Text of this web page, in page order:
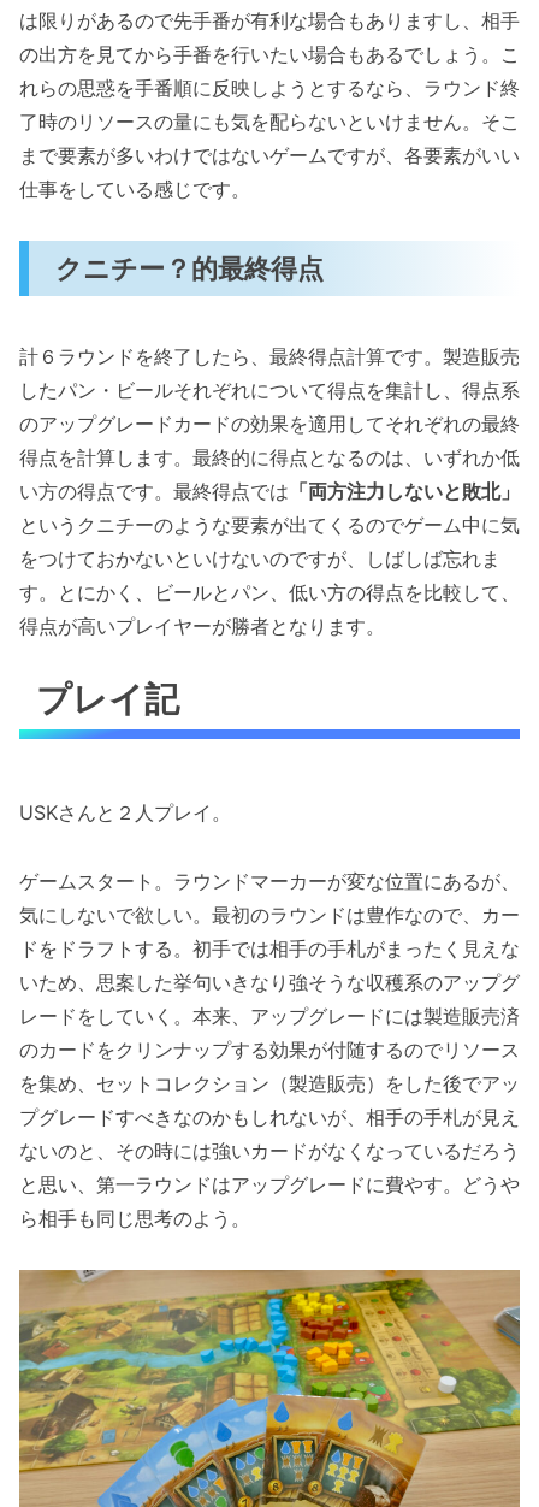
は限りがあるので先手番が有利な場合もありますし、相手
の出方を見てから手番を行いたい場合もあるでしょう。こ
れらの思惑を手番順に反映しようとするなら、ラウンド終
了時のリソースの量にも気を配らないといけません。そこ
まで要素が多いわけではないゲームですが、各要素がいい
仕事をしている感じです。
クニチー？的最終得点
計６ラウンドを終了したら、最終得点計算です。製造販売
したパン・ビールそれぞれについて得点を集計し、得点系
のアップグレードカードの効果を適用してそれぞれの最終
得点を計算します。最終的に得点となるのは、いずれか低
い方の得点です。最終得点では 「両方注力しないと敗北」
というクニチーのような要素が出てくるのでゲーム中に気
をつけておかないといけないのですが、しばしば忘れま
す。とにかく、ビールとパン、低い方の得点を比較して、
得点が高いプレイヤーが勝者となります。
プレイ記
USKさんと２人プレイ。
ゲームスタート。ラウンドマーカーが変な位置にあるが、
気にしないで欲しい。最初のラウンドは豊作なので、カー
ドをドラフトする。初手では相手の手札がまったく見えな
いため、思案した挙句いきなり強そうな収穫系のアップグ
レードをしていく。本来、アップグレードには製造販売済
のカードをクリンナップする効果が付随するのでリソース
を集め、セットコレクション（製造販売）をした後でアッ
プグレードすべきなのかもしれないが、相手の手札が見え
ないのと、その時には強いカードがなくなっているだろう
と思い、第一ラウンドはアップグレードに費やす。どうや
ら相手も同じ思考のよう。